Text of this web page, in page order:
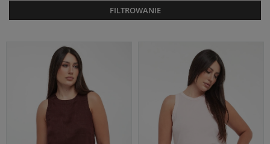
FILTROWANIE